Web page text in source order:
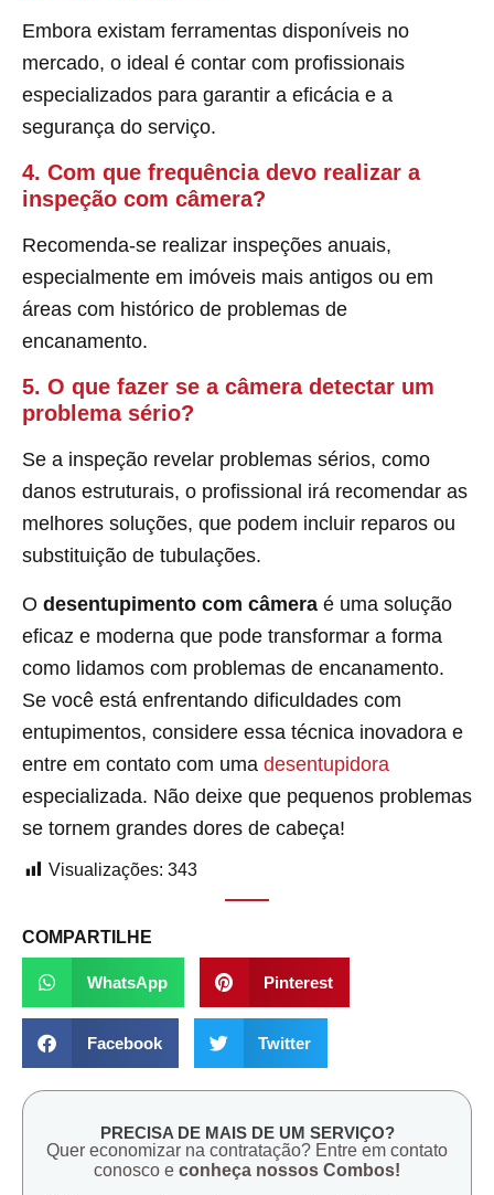
Embora existam ferramentas disponíveis no
mercado, o ideal é contar com profissionais
especializados para garantir a eficácia e a
segurança do serviço.
4. Com que frequência devo realizar a
inspeção com câmera?
Recomenda-se realizar inspeções anuais,
especialmente em imóveis mais antigos ou em
áreas com histórico de problemas de
encanamento.
5. O que fazer se a câmera detectar um
problema sério?
Se a inspeção revelar problemas sérios, como
danos estruturais, o profissional irá recomendar as
melhores soluções, que podem incluir reparos ou
substituição de tubulações.
O desentupimento com câmera é uma solução
eficaz e moderna que pode transformar a forma
como lidamos com problemas de encanamento.
Se você está enfrentando dificuldades com
entupimentos, considere essa técnica inovadora e
entre em contato com uma desentupidora
especializada. Não deixe que pequenos problemas
se tornem grandes dores de cabeça!
Visualizações: 343
COMPARTILHE
WhatsApp Pinterest
Facebook Twitter
PRECISA DE MAIS DE UM SERVIÇO?
Quer economizar na contratação? Entre em contato
conosco e conheça nossos Combos!